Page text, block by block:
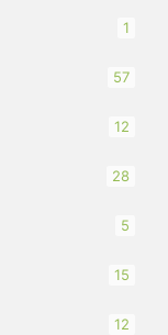
1
57
12
28
5
15
12